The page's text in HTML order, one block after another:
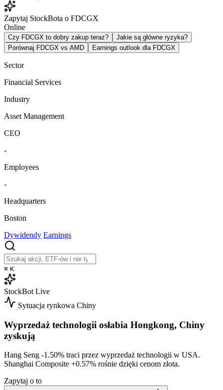
Zapytaj StockBota o FDCGX
Online
Czy FDCGX to dobry zakup teraz?
Jakie są główne ryzyka?
Porównaj FDCGX vs AMD
Earnings outlook dla FDCGX
Sector
Financial Services
Industry
Asset Management
CEO
-
Employees
-
Headquarters
Boston
Dywidendy Earnings
⌘ K
StockBot Live
Sytuacja rynkowa Chiny
Wyprzedaż technologii osłabia Hongkong, Chiny
zyskują
Hang Seng -1.50% traci przez wyprzedaż technologii w USA.
Shanghai Composite +0.57% rośnie dzięki cenom złota.
Zapytaj o to